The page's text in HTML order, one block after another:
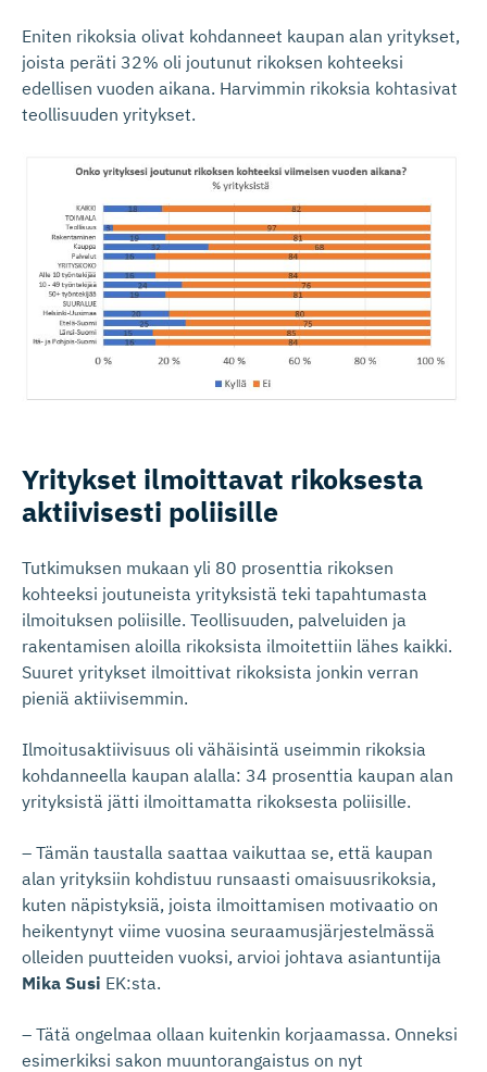
Eniten rikoksia olivat kohdanneet kaupan alan yritykset,
joista peräti 32% oli joutunut rikoksen kohteeksi
edellisen vuoden aikana. Harvimmin rikoksia kohtasivat
teollisuuden yritykset.
Yritykset ilmoittavat rikoksesta
aktiivisesti poliisille
Tutkimuksen mukaan yli 80 prosenttia rikoksen
kohteeksi joutuneista yrityksistä teki tapahtumasta
ilmoituksen poliisille. Teollisuuden, palveluiden ja
rakentamisen aloilla rikoksista ilmoitettiin lähes kaikki.
Suuret yritykset ilmoittivat rikoksista jonkin verran
pieniä aktiivisemmin.
Ilmoitusaktiivisuus oli vähäisintä useimmin rikoksia
kohdanneella kaupan alalla: 34 prosenttia kaupan alan
yrityksistä jätti ilmoittamatta rikoksesta poliisille.
– Tämän taustalla saattaa vaikuttaa se, että kaupan
alan yrityksiin kohdistuu runsaasti omaisuusrikoksia,
kuten näpistyksiä, joista ilmoittamisen motivaatio on
heikentynyt viime vuosina seuraamusjärjestelmässä
olleiden puutteiden vuoksi, arvioi johtava asiantuntija
Mika Susi EK:sta.
– Tätä ongelmaa ollaan kuitenkin korjaamassa. Onneksi
esimerkiksi sakon muuntorangaistus on nyt